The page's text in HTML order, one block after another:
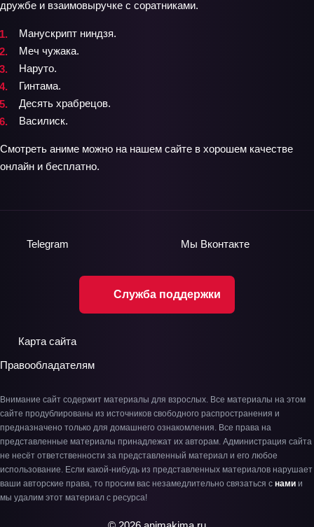
дружбе и взаимовыручке с соратниками.
Манускрипт ниндзя.
Меч чужака.
Наруто.
Гинтама.
Десять храбрецов.
Василиск.
Смотреть аниме можно на нашем сайте в хорошем качестве
онлайн и бесплатно.
Служба поддержки
Telegram Мы Вконтакте
Карта сайта
Правообладателям
Внимание сайт содержит материалы для взрослых. Все материалы на этом
сайте продублированы из источников свободного распространения и
предназначено только для домашнего ознакомления. Все права на
представленные материалы принадлежат их авторам. Администрация сайта
не несёт ответственности за представленный материал и его любое
использование. Если какой-нибудь из представленных материалов нарушает
ваши авторские права, то просим вас незамедлительно связаться с нами и
мы удалим этот материал с ресурса!